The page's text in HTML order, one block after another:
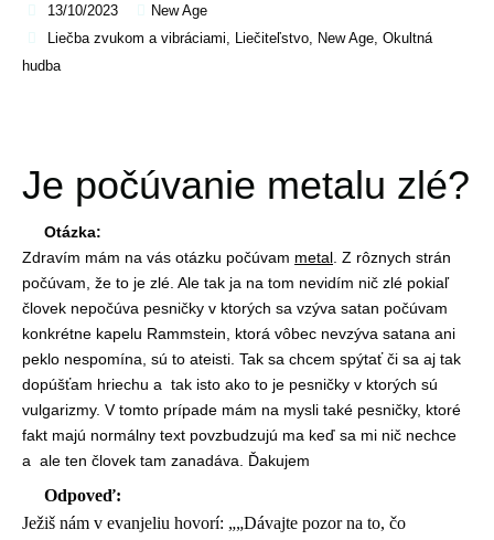
13/10/2023
New Age
Liečba zvukom a vibráciami
Liečiteľstvo, New Age, Okultná
hudba
Je počúvanie metalu zlé?
Otázka:
Zdravím mám na vás otázku počúvam metal . Z rôznych strán
počúvam, že to je zlé. Ale tak ja na tom nevidím nič zlé pokiaľ
človek nepočúva pesničky v ktorých sa vzýva satan počúvam
konkrétne kapelu Rammstein, ktorá vôbec nevzýva satana ani
peklo nespomína, sú to ateisti. Tak sa chcem spýtať či sa aj tak
dopúšťam hriechu a tak isto ako to je pesničky v ktorých sú
vulgarizmy. V tomto prípade mám na mysli také pesničky, ktoré
fakt majú normálny text povzbudzujú ma keď sa mi nič nechce
a ale ten človek tam zanadáva. Ďakujem
Odpoveď:
Ježiš nám v evanjeliu hovorí: „„Dávajte pozor na to, čo